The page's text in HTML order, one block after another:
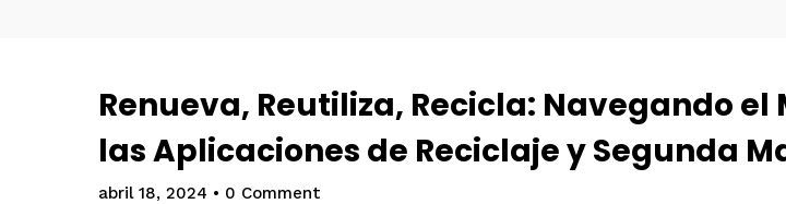
Renueva, Reutiliza, Recicla: Navegando el
las Aplicaciones de Reciclaje y Segunda
abril 18, 2024 • 0 Comment